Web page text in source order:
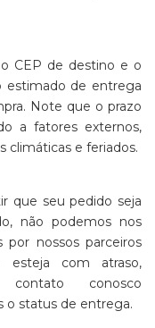
CEP de destino e o
estimado de entrega
Note que o prazo
a fatores externos,
climáticas e feriados.
que seu pedido seja
não podemos nos
por nossos parceiros
com atraso,
conosco
o status de entrega.